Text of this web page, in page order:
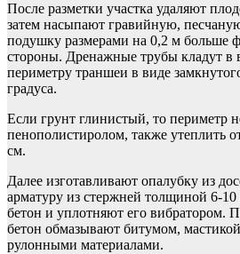
После разметки участка удаляют
затем насыпают гравийную,
подушку размерами на 0,2 м больше
стороны. Дренажные трубы кладут в
периметру траншеи в виде
градуса.
Если грунт глинистый, то периметр
пенополистиролом, также утеплить
см.
Далее изготавливают опалубку из
арматуру из стержней толщиной 6-
бетон и уплотняют его вибратором.
бетон обмазывают битумом,
рулонными материалами.